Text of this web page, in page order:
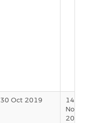
30 Oct 2019
14
Nov
2019